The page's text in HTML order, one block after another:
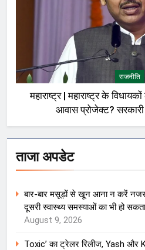
राजनीति
महाराष्ट्र | महाराष्ट्र के
आवास प्रोजेक्ट?
ताजा अपडेट
बार-बार मसूड़ों से खून आना न करें
दूसरी स्वास्थ्य समस्याओं का भी हो
August 9, 2026
Toxic’ का ट्रेलर रिलीज, Yash और